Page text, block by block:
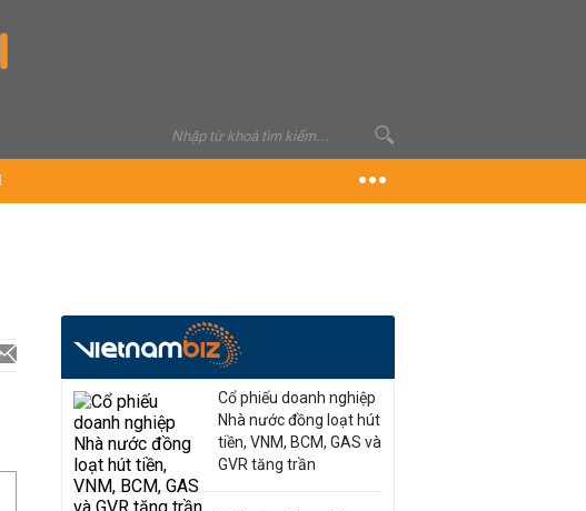
Cổ phiếu doanh nghiệp
Nhà nước đồng loạt hút
tiền, VNM, BCM, GAS và
GVR tăng trần